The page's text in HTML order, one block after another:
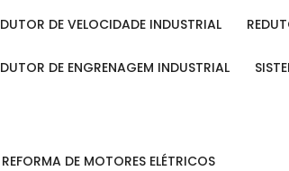
DE VELOCIDADE INDUSTRIAL
DE ENGRENAGEM INDUSTRIAL
REFORMA DE MOTORES ELÉTRICOS